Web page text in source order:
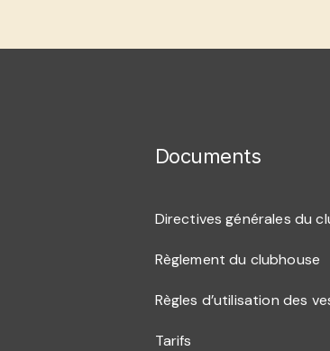
Documents
Directives générales du
Règlement du clubhouse
Règles d’utilisation des
Tarifs